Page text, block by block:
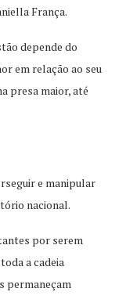
França.
depende do
em relação ao seu
presa maior, até
e manipular
nacional.
por serem
a cadeia
permaneçam